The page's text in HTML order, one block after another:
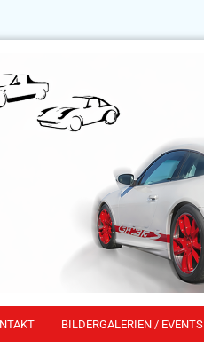
BILDERGALERIEN / EVENTS